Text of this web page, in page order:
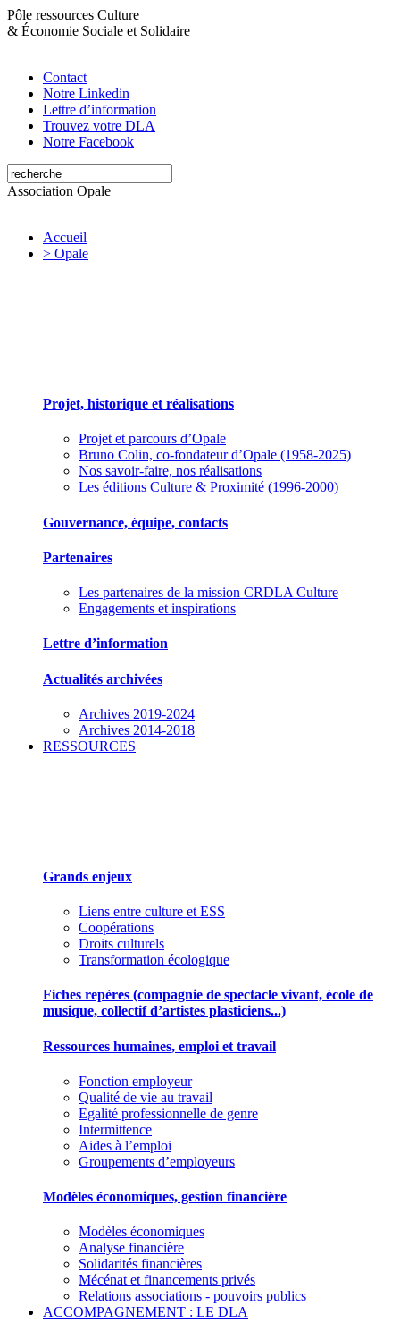
Pôle ressources Culture
& Économie Sociale et Solidaire
Contact
Notre Linkedin
Lettre d’information
Trouvez votre DLA
Notre Facebook
Association Opale
Accueil
> Opale
Projet, historique et réalisations
Projet et parcours d’Opale
Bruno Colin, co-fondateur d’Opale (1958-2025)
Nos savoir-faire, nos réalisations
Les éditions Culture & Proximité (1996-2000)
Gouvernance, équipe, contacts
Partenaires
Les partenaires de la mission CRDLA Culture
Engagements et inspirations
Lettre d’information
Actualités archivées
Archives 2019-2024
Archives 2014-2018
RESSOURCES
Grands enjeux
Liens entre culture et ESS
Coopérations
Droits culturels
Transformation écologique
Fiches repères (compagnie de spectacle vivant, école de
musique, collectif d’artistes plasticiens...)
Ressources humaines, emploi et travail
Fonction employeur
Qualité de vie au travail
Egalité professionnelle de genre
Intermittence
Aides à l’emploi
Groupements d’employeurs
Modèles économiques, gestion financière
Modèles économiques
Analyse financière
Solidarités financières
Mécénat et financements privés
Relations associations - pouvoirs publics
ACCOMPAGNEMENT : LE DLA